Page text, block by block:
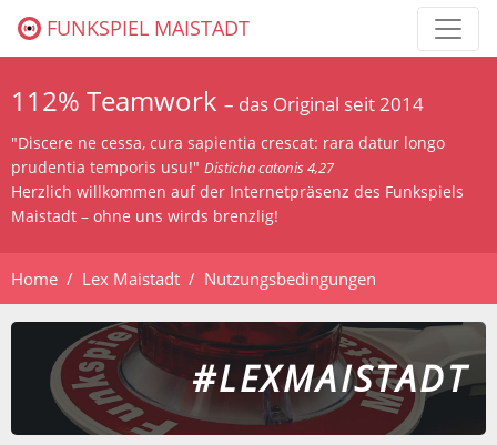
FUNKSPIEL MAISTADT
112% Teamwork – das Original seit 2014
"Discere ne cessa, cura sapientia crescat: rara datur longo
prudentia temporis usu!" Disticha catonis 4,27
Herzlich willkommen auf der Internetpräsenz des Funkspiels
Maistadt – ohne uns wirds brenzlig!
Home Lex Maistadt Nutzungsbedingungen
#LEXMAISTADT